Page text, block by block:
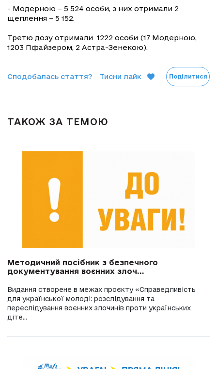
- Модерною – 5 524 особи, з них отримали 2
щеплення – 5 152.
Третю дозу отримали 1222 особи (17 Модерною,
1203 Пфайзером, 2 Астра-Зенекою).
Сподобалась стаття? Тисни лайк Поділитися
ТАКОЖ ЗА ТЕМОЮ
Методичний посібник з безпечного
документування воєнних злоч...
Видання створене в межах проєкту «Справедливість
для української молоді: розслідування та
переслідування воєнних злочинів проти українських
діте...